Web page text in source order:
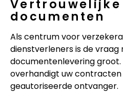
Vertrouwelijke
documenten
Als centrum voor
dienstverleners is de vraag
documentenlevering groot.
overhandigt uw contracten
geautoriseerde ontvanger.